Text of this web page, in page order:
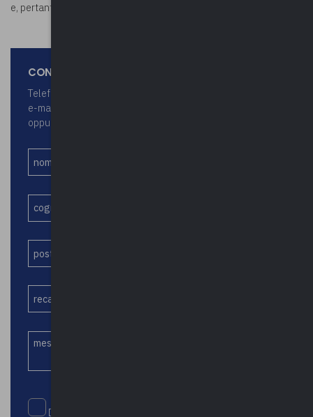
e, pertanto, comporta l’assolvimento degli obblighi di tracciabilità.
CONTATTA LO STAFF UPEL
Telefono 0332 2870 64
e-mail upel@upel.va.it
oppure attraverso il seguente form:
Dichiaro di aver letto e accettato la Privacy Policy di